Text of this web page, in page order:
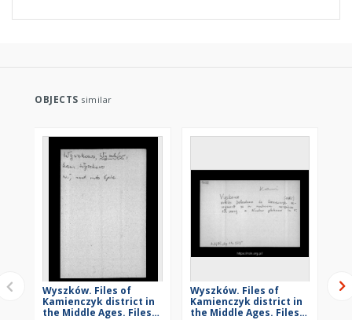
OBJECTS similar
Wyszków. Files of
Kamienczyk district in
the Middle Ages. Files
Wyszków. Files of
Kamienczyk district in
the Middle Ages. Files